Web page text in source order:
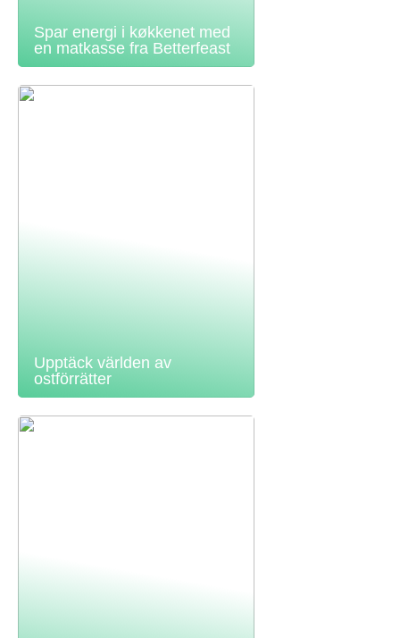
Spar energi i køkkenet med
en matkasse fra Betterfeast
Upptäck världen av
ostförrätter